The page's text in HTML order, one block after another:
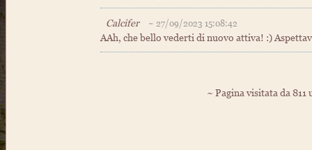
Calcifer ~ 27/09/2023 15:08:42
AAh, che bello vederti di nuovo attiva! :)
~ Pagina visitata da 811